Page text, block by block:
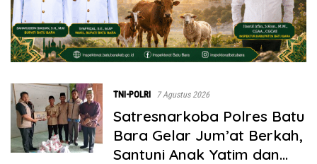
TNI-POLRI 7 Agustus 2026
Satresnarkoba Polres Batu
Bara Gelar Jum’at Berkah,
Santuni Anak Yatim dan